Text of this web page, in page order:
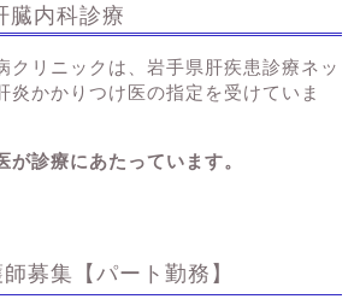
臓内科診療
クリニックは、岩手県肝疾患診療ネッ
炎かかりつけ医の指定を受けていま
が診療にあたっています。
師募集【パート勤務】